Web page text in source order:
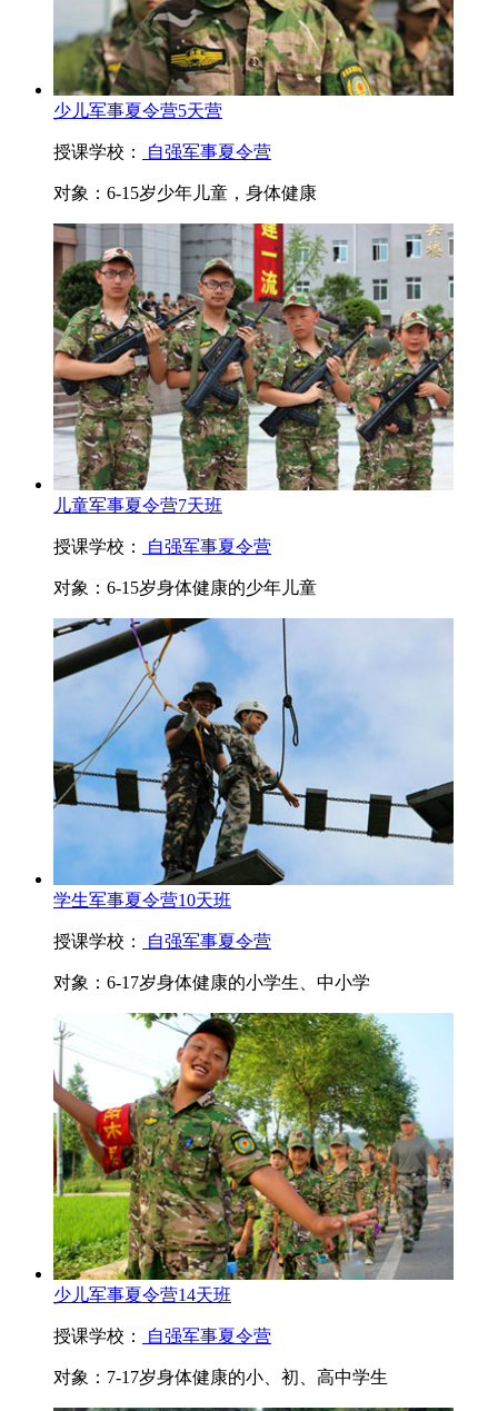
少儿军事夏令营5天营
授课学校： 自强军事夏令营
对象： 6-15岁少年儿童，身体健康
儿童军事夏令营7天班
授课学校： 自强军事夏令营
对象： 6-15岁身体健康的少年儿童
学生军事夏令营10天班
授课学校： 自强军事夏令营
对象： 6-17岁身体健康的小学生、中小学
少儿军事夏令营14天班
授课学校： 自强军事夏令营
对象： 7-17岁身体健康的小、初、高中学生